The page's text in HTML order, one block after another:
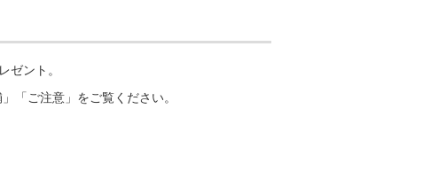
ゼント。
「ご注意」をご覧ください。